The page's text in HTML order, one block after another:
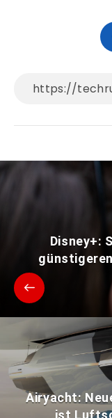
Disney+:
Airyacht:
ist